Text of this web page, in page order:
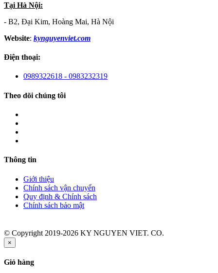
Tại Hà Nội:
- B2, Đại Kim, Hoàng Mai, Hà Nội
Website: kynguyenviet.com
Điện thoại:
0989322618 - 0983232319
Theo dõi chúng tôi
Thông tin
Giới thiệu
Chính sách vận chuyển
Quy định & Chính sách
Chính sách bảo mật
© Copyright 2019-2026 KY NGUYEN VIET. CO.
×
Giỏ hàng